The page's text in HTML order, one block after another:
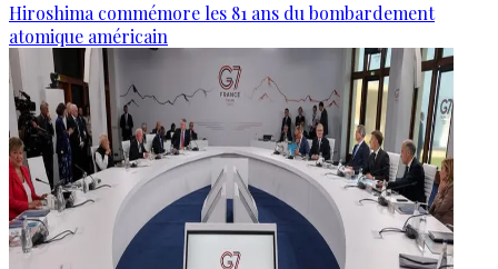
Hiroshima commémore les 81 ans du bombardement
atomique américain